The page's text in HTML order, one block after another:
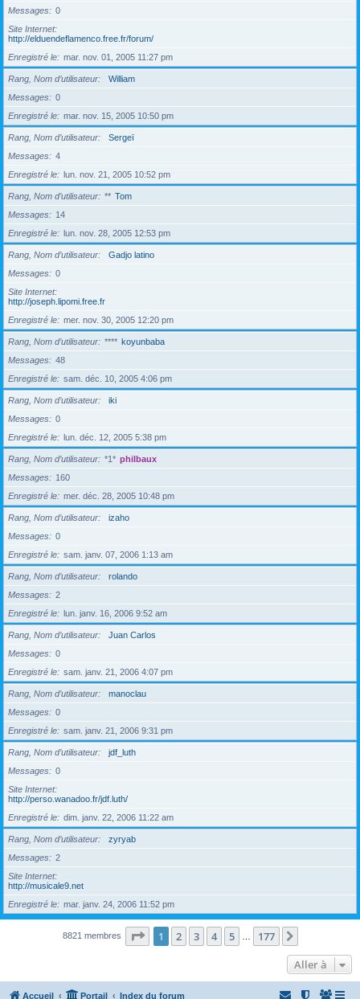
Messages
0
Site Internet
http://elduendeflamenco.free.fr/forum/
Enregistré le
mar. nov. 01, 2005 11:27 pm
Rang, Nom d’utilisateur
William
Messages
0
Enregistré le
mar. nov. 15, 2005 10:50 pm
Rang, Nom d’utilisateur
Sergeï
Messages
4
Enregistré le
lun. nov. 21, 2005 10:52 pm
Rang, Nom d’utilisateur ** Tom
Messages
14
Enregistré le
lun. nov. 28, 2005 12:53 pm
Rang, Nom d’utilisateur
Gadjo latino
Messages
0
Site Internet
http://joseph.lipomi.free.fr
Enregistré le
mer. nov. 30, 2005 12:20 pm
Rang, Nom d’utilisateur **** koyunbaba
Messages
48
Enregistré le
sam. déc. 10, 2005 4:06 pm
Rang, Nom d’utilisateur
iki
Messages
0
Enregistré le
lun. déc. 12, 2005 5:38 pm
Rang, Nom d’utilisateur *1* philbaux
Messages
160
Enregistré le
mer. déc. 28, 2005 10:48 pm
Rang, Nom d’utilisateur
izaho
Messages
0
Enregistré le
sam. janv. 07, 2006 1:13 am
Rang, Nom d’utilisateur
rolando
Messages
2
Enregistré le
lun. janv. 16, 2006 9:52 am
Rang, Nom d’utilisateur
Juan Carlos
Messages
0
Enregistré le
sam. janv. 21, 2006 4:07 pm
Rang, Nom d’utilisateur
manoclau
Messages
0
Enregistré le
sam. janv. 21, 2006 9:31 pm
Rang, Nom d’utilisateur
jdf_luth
Messages
0
Site Internet
http://perso.wanadoo.fr/jdf.luth/
Enregistré le
dim. janv. 22, 2006 11:22 am
Rang, Nom d’utilisateur
zyryab
Messages
2
Site Internet
http://musicale9.net
Enregistré le
mar. janv. 24, 2006 11:52 pm
8821 membres Page 1sur177
1 2 3 4 5 177
Aller à
Accueil Portail Index du forum